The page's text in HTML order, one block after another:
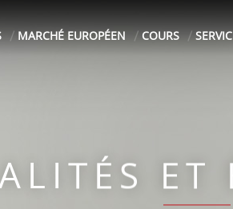
MARCHÉ EUROPÉEN COURS
ET